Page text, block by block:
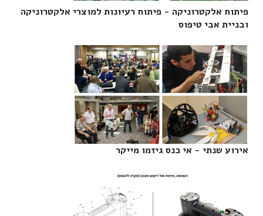
פיתוח אלקטרוניקה - פיתוח רעיונות למוצרי אלקטרוניקה
ובניית אבי טיפוס‎
אירוע שנתי - אי כנס גיזמו מייקר‎